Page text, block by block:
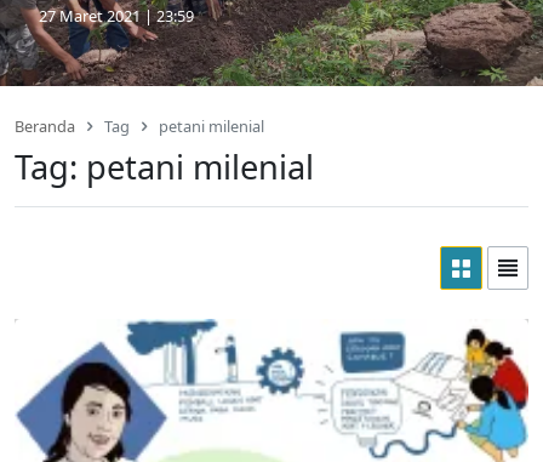
27 Maret 2021 | 23:59
Beranda Tag petani milenial
Tag: petani milenial